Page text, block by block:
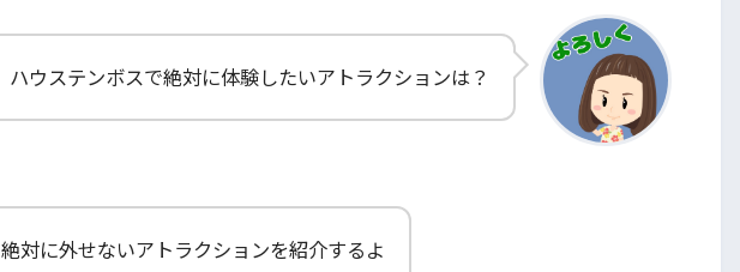
ハウステンボスで絶対に体験したいアトラクションは？
絶対に外せないアトラクションを紹介するよ